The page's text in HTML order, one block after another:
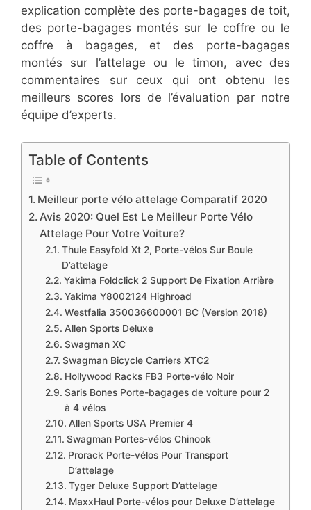
explication complète des porte-bagages de toit,
des porte-bagages montés sur le coffre ou le
coffre à bagages, et des porte-bagages
montés sur l’attelage ou le timon, avec des
commentaires sur ceux qui ont obtenu les
meilleurs scores lors de l’évaluation par notre
équipe d’experts.
Table of Contents
​Meilleur porte vélo attelage Comparatif 2020
​Avis 2020: Quel Est Le Meilleur Porte Vélo
Attelage Pour Votre Voiture?
​Thule Easyfold Xt 2, Porte-vélos Sur Boule
D’attelage
​Yakima Foldclick 2 Support De Fixation Arrière
​Yakima Y8002124 Highroad
​​Westfalia 350036600001 BC (Version 2018)
​​Allen Sports Deluxe
​​Swagman XC
​​Swagman Bicycle Carriers XTC2
Hollywood Racks FB3 Porte-vélo Noir
​​Saris Bones Porte-bagages de voiture pour 2
à 4 vélos
​Allen Sports USA Premier 4
​Swagman Portes-vélos Chinook
​​Prorack Porte-vélos Pour Transport
D’attelage
​Tyger Deluxe Support D’attelage
MaxxHaul Porte-vélos pour Deluxe D’attelage